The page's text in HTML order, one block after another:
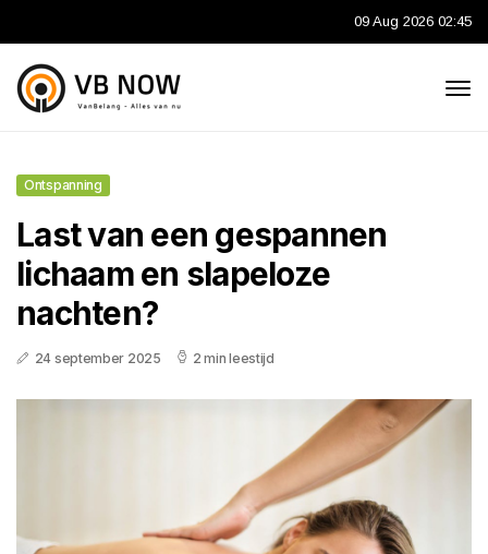
09 Aug 2026 02:45
Ontspanning
Last van een gespannen
lichaam en slapeloze
nachten?
24 september 2025 2 min leestijd